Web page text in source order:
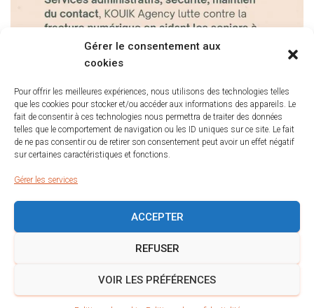
Gérer le consentement aux
cookies
Pour offrir les meilleures expériences, nous utilisons des technologies telles
que les cookies pour stocker et/ou accéder aux informations des appareils. Le
fait de consentir à ces technologies nous permettra de traiter des données
telles que le comportement de navigation ou les ID uniques sur ce site. Le fait
de ne pas consentir ou de retirer son consentement peut avoir un effet négatif
sur certaines caractéristiques et fonctions.
Gérer les services
ACCEPTER
REFUSER
VOIR LES PRÉFÉRENCES
Tous droits réservés KOUIK AGENCY 2023